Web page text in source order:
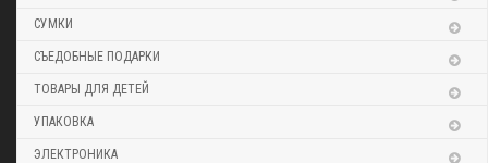
СУМКИ
СЪЕДОБНЫЕ ПОДАРКИ
ТОВАРЫ ДЛЯ ДЕТЕЙ
УПАКОВКА
ЭЛЕКТРОНИКА